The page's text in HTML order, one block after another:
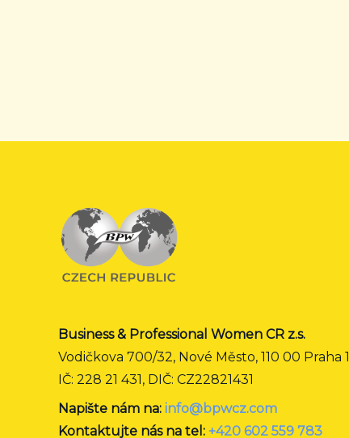
Business & Professional Women CR z.s.
Vodičkova 700/32, Nové Město, 110 00 Praha 1
IČ: 228 21 431, DIČ: CZ22821431
Napište nám na: info@bpwcz.com
Kontaktujte nás na tel: +420 602 559 783